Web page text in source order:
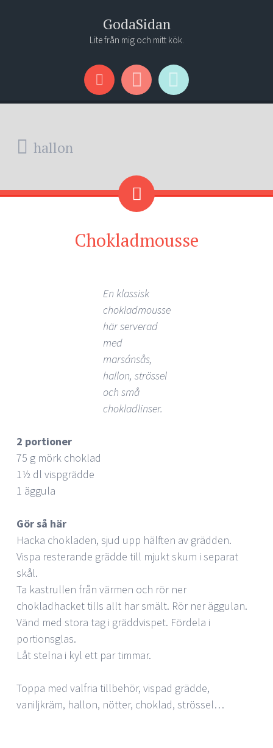
GodaSidan
Lite från mig och mitt kök.
Menu
Widgets
Search
hallon
Chokladmousse
En klassisk
chokladmousse
här serverad
med
marsánsås,
hallon, strössel
och små
chokladlinser.
2 portioner
75 g mörk choklad
1½ dl vispgrädde
1 äggula
Gör så här
Hacka chokladen, sjud upp hälften av grädden.
Vispa resterande grädde till mjukt skum i separat
skål.
Ta kastrullen från värmen och rör ner
chokladhacket tills allt har smält. Rör ner äggulan.
Vänd med stora tag i gräddvispet. Fördela i
portionsglas.
Låt stelna i kyl ett par timmar.
Toppa med valfria tillbehör, vispad grädde,
vaniljkräm, hallon, nötter, choklad, strössel…